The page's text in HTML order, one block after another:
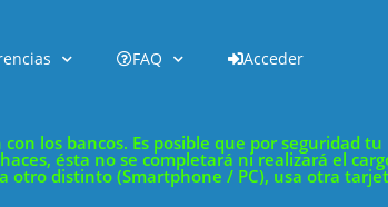
FAQ Acceder
con los bancos. Es posible que por seguridad
ésta no se completará ni realizará el
otro distinto (Smartphone / PC), usa otra